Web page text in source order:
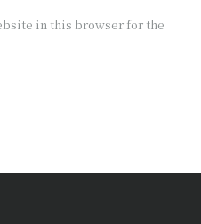
in this browser for the